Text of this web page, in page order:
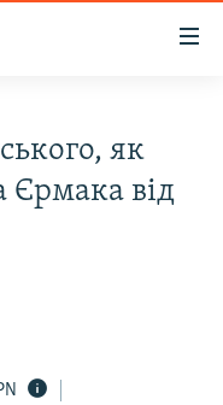
як
Єрмака від